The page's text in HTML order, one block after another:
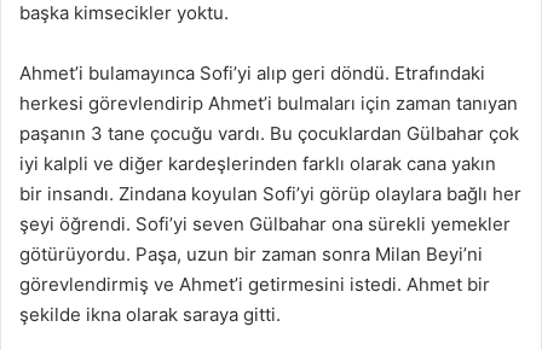
başka kimsecikler yoktu.
Ahmet’i bulamayınca Sofi’yi alıp geri döndü. Etrafındaki
herkesi görevlendirip Ahmet’i bulmaları için zaman tanıyan
paşanın 3 tane çocuğu vardı. Bu çocuklardan Gülbahar çok
iyi kalpli ve diğer kardeşlerinden farklı olarak cana yakın
bir insandı. Zindana koyulan Sofi’yi görüp olaylara bağlı her
şeyi öğrendi. Sofi’yi seven Gülbahar ona sürekli yemekler
götürüyordu. Paşa, uzun bir zaman sonra Milan Beyi’ni
görevlendirmiş ve Ahmet’i getirmesini istedi. Ahmet bir
şekilde ikna olarak saraya gitti.